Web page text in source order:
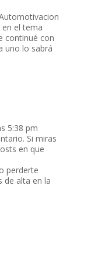
el tema
continué con
uno lo sabrá
5:38 pm
Si miras
en que
perderte
de alta en la